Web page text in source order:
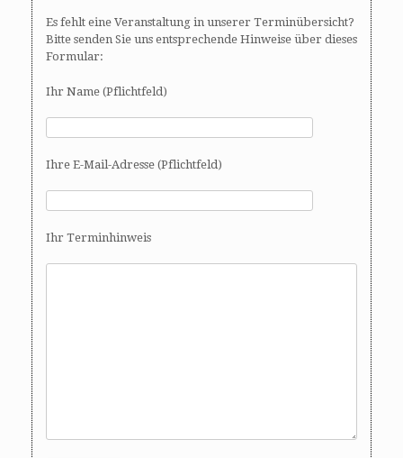
Es fehlt eine Veranstaltung in unserer Terminübersicht?
Bitte senden Sie uns entsprechende Hinweise über dieses
Formular:
Ihr Name (Pflichtfeld)
Ihre E-Mail-Adresse (Pflichtfeld)
Ihr Terminhinweis